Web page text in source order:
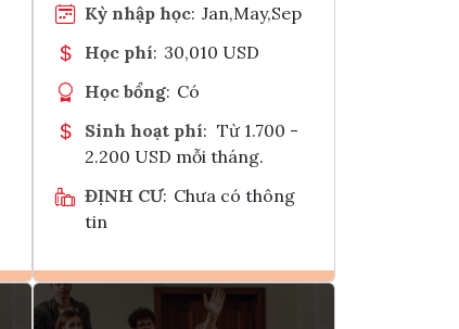
Kỳ nhập học: Jan,May,Sep
Học phí: 30,010 USD
Học bổng: Có
Sinh hoạt phí: Từ 1.700 -
2.200 USD mỗi tháng.
ĐỊNH CƯ: Chưa có thông
tin
Ghi danh